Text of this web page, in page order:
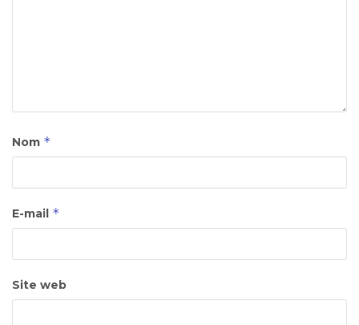
Nom *
E-mail *
Site web